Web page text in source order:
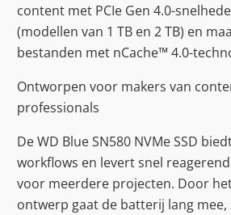
content met PCIe Gen 4.0-
(modellen van 1 TB en 2 TB) en
bestanden met nCache™ 4.0-
Ontworpen voor makers van
professionals
De WD Blue SN580 NVMe SSD
workflows en levert snel
voor meerdere projecten. Door
ontwerp gaat de batterij lang